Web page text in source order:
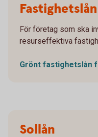
Fastighetslån
För företag som ska
resurseffektiva
Grönt fastighetslån
Sollån